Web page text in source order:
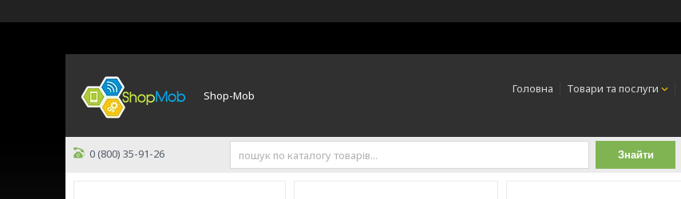
Shop-Mob Головна Товари та послуги
0 (800) 35-91-26 Знайти